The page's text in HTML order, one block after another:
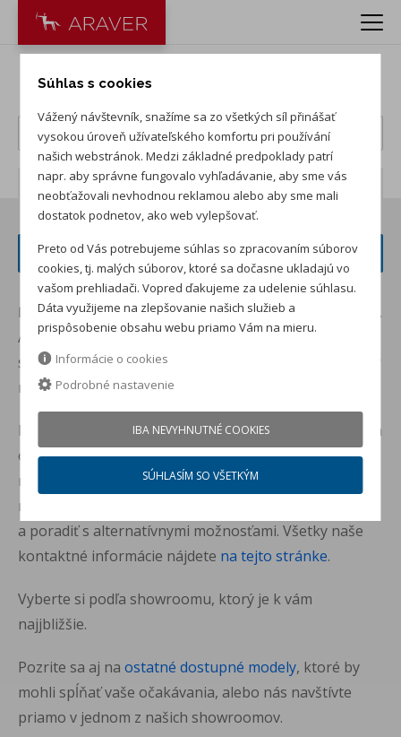
BYD DOLPHIN SURF
Počet záznamov:
FILTER VOZIDIEL
Ďakujeme za váš záujem o model BYD DOLPHIN SURF.
Aktuálne tento model v tejto konfigurácii nemáme na
sklade. Pracujeme však na tom, aby sme ho čo najskôr
mohli znovu ponúknuť.
Pre zachovanie aktuálnosti o dostupnosti modelu vám
odporúčame sledovať našu stránku. Taktiež nás
môžete kedykoľvek kontaktovať telefonicky alebo e-
mailom, aby sme vám mohli poskytnúť viac informácií
a poradiť s alternatívnymi možnosťami. Všetky naše
kontaktné informácie nájdete na tejto stránke.
Vyberte si podľa showroomu, ktorý je k vám
najjbližšie.
Pozrite sa aj na ostatné dostupné modely, ktoré by
mohli spĺňať vaše očakávania, alebo nás navštívte
priamo v jednom z našich showroomov.
Súhlas s cookies
Vážený návštevník, snažíme sa zo všetkých síl přinášať
vysokou úroveň užívateľského komfortu pri používání
našich webstránok. Medzi základné predpoklady patrí
napr. aby správne fungovalo vyhľadávanie, aby sme vás
neobťažovali nevhodnou reklamou alebo aby sme mali
dostatok podnetov, ako web vylepšovať.
Preto od Vás potrebujeme súhlas so zpracovaním súborov
cookies, tj. malých súborov, ktoré sa dočasne ukladajú vo
vašom prehliadači. Vopred ďakujeme za udelenie súhlasu.
Dáta využijeme na zlepšovanie našich služieb a
prispôsobenie obsahu webu priamo Vám na mieru.
Informácie o cookies
Podrobné nastavenie
IBA NEVYHNUTNÉ COOKIES
SÚHLASÍM SO VŠETKÝM